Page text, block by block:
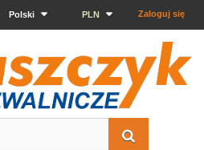
Zaloguj się
PLN
Polski